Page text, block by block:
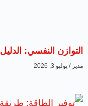
التوازن النفسي:
مدير يوليو 3, 2026